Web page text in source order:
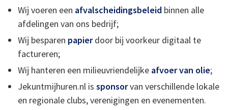
Wij voeren een afvalscheidingsbeleid binnen alle
afdelingen van ons bedrijf;
Wij besparen papierdoor bij voorkeur digitaal te
factureren;
Wij hanteren een milieuvriendelijke afvoervan olie;
Jekuntmijhuren.nl is sponsorvan verschillende lokale
en regionale clubs, verenigingen en evenementen.